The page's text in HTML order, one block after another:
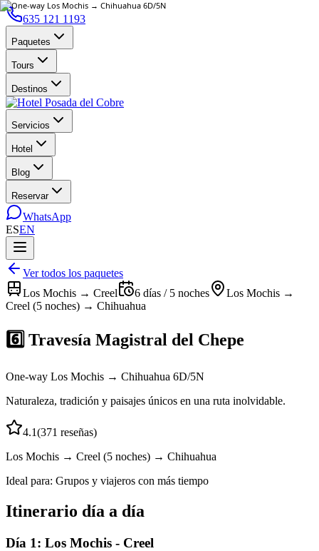
635 121 1193
Paquetes
Tours
Destinos
Servicios
Hotel
Blog
Reservar
WhatsApp
ESEN
Ver todos los paquetes
Los Mochis → Creel
6 días / 5 noches
Los Mochis →
Creel (5 noches) → Chihuahua
6️⃣ Travesía Magistral del Chepe
One-way Los Mochis → Chihuahua 6D/5N
Naturaleza, tradición y paisajes únicos en una ruta inolvidable.
4.1(371 reseñas)
Los Mochis → Creel (5 noches) → Chihuahua
Ideal para: Grupos y viajeros con más tiempo
Itinerario día a día
Día 1: Los Mochis - Creel